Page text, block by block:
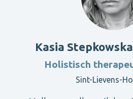
Kasia
Holistisch
Sint-Lievens-